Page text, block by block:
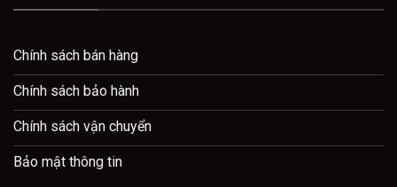
Chính sách bán hàng
Chính sách bảo hành
Chính sách vận chuyển
Bảo mật thông tin